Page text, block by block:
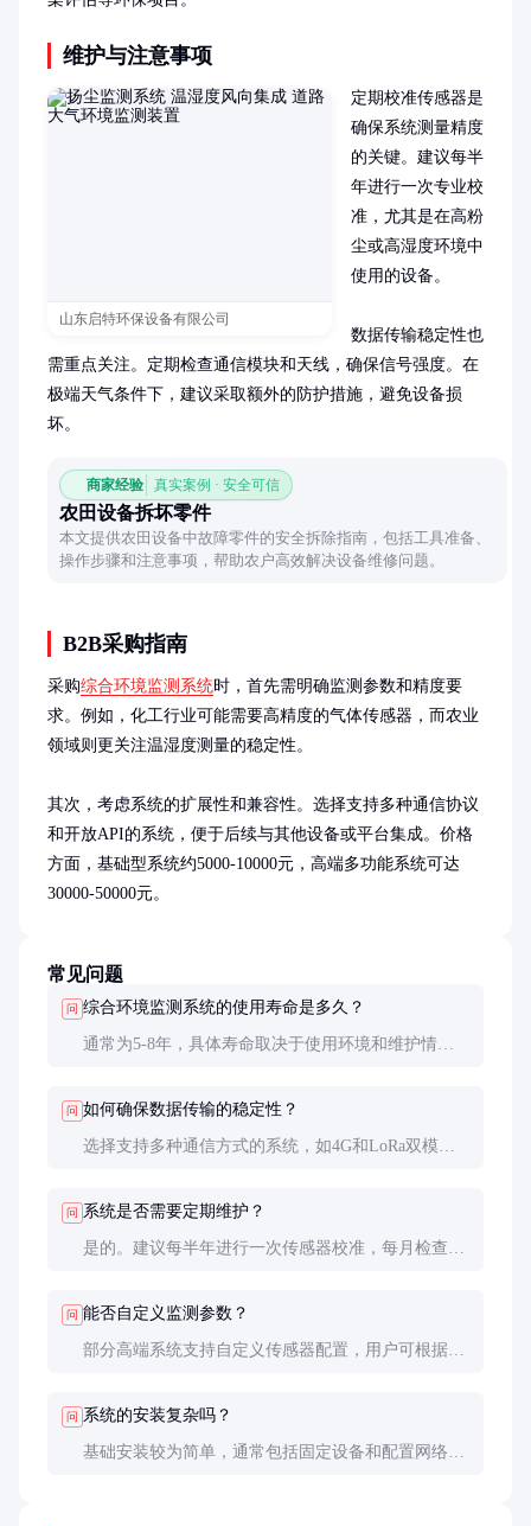
维护与注意事项
山东启特环保设备有限公司
定期校准传感器是
确保系统测量精度
的关键。建议每半
年进行一次专业校
准，尤其是在高粉
尘或高湿度环境中
使用的设备。
数据传输稳定性也
需重点关注。定期检查通信模块和天线，确保信号强度。在
极端天气条件下，建议采取额外的防护措施，避免设备损
坏。
商家经验 真实案例 · 安全可信
农田设备拆坏零件
本文提供农田设备中故障零件的安全拆除指南，包括工具准备、
操作步骤和注意事项，帮助农户高效解决设备维修问题。
B2B采购指南
采购综合环境监测系统时，首先需明确监测参数和精度要
求。例如，化工行业可能需要高精度的气体传感器，而农业
领域则更关注温湿度测量的稳定性。
其次，考虑系统的扩展性和兼容性。选择支持多种通信协议
和开放API的系统，便于后续与其他设备或平台集成。价格
方面，基础型系统约5000-10000元，高端多功能系统可达
30000-50000元。
常见问题
问 综合环境监测系统的使用寿命是多久？
通常为5-8年，具体寿命取决于使用环境和维护情
问 如何确保数据传输的稳定性？
选择支持多种通信方式的系统，如4G和LoRa双模传
问 系统是否需要定期维护？
是的。建议每半年进行一次传感器校准，每月检查通
问 能否自定义监测参数？
部分高端系统支持自定义传感器配置，用户可根据需
问 系统的安装复杂吗？
基础安装较为简单，通常包括固定设备和配置网络。